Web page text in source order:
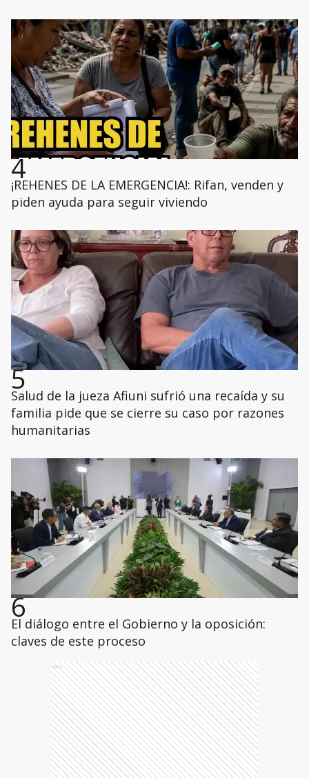
4
¡REHENES DE LA EMERGENCIA!: Rifan, venden y
piden ayuda para seguir viviendo
5
Salud de la jueza Afiuni sufrió una recaída y su
familia pide que se cierre su caso por razones
humanitarias
6
El diálogo entre el Gobierno y la oposición:
claves de este proceso
Ads